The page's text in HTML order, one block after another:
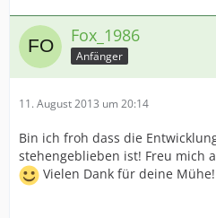
Fox_1986
Anfänger
11. August 2013 um 20:14
Bin ich froh dass die
stehengeblieben ist! Freu mich
Vielen Dank für deine Mühe!